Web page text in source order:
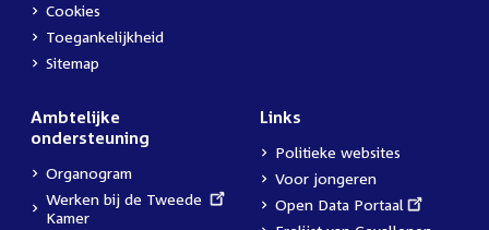
Cookies
Toegankelijkheid
Sitemap
Ambtelijke
ondersteuning
Organogram
External
link:
Werken bij de Tweede
Kamer
Links
Politieke websites
Voor jongeren
External
link:
Open Data Portaal